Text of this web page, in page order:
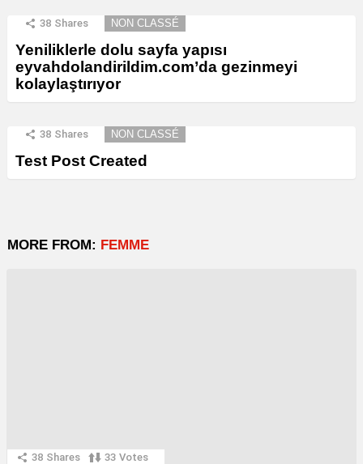
38 Shares NON CLASSÉ
Yeniliklerle dolu sayfa yapısı
eyvahdolandirildim.com’da gezinmeyi
kolaylaştırıyor
38 Shares NON CLASSÉ
Test Post Created
MORE FROM: FEMME
38 Shares 33 Votes